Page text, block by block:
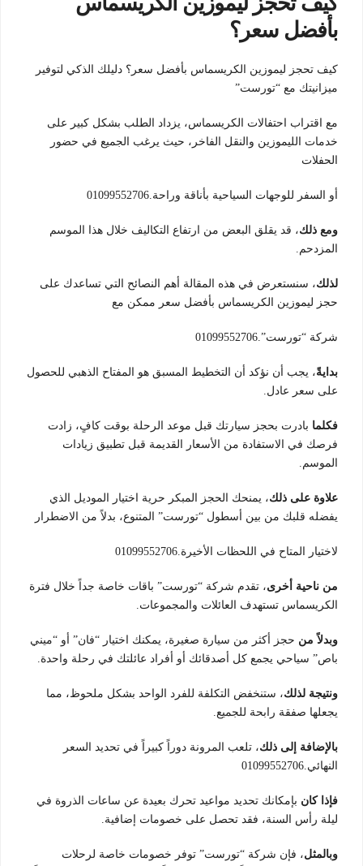
بأفضل سعر؟
كيف تحجز ليموزين الكريسماس بأفضل سعر؟ دليلك الذكي لتوفير
ميزانيتك مع “تورست”
مع اقتراب احتفالات الكريسماس، يزداد الطلب بشكل كبير على
خدمات الليموزين والنقل الفاخر، حيث يرغب الجميع في حضور
الحفلات
أو السفر للوجهات السياحية بأناقة وراحة.01099552706
ومع ذلك، قد يقلق البعض من ارتفاع التكاليف خلال هذا الموسم
المزدحم.
لذلك، سنستعرض في هذه المقالة أهم النصائح التي تساعدك على
حجز ليموزين الكريسماس بأفضل سعر ممكن مع
شركة “تورست”.01099552706
بدايةً، يجب أن نؤكد أن التخطيط المسبق هو المفتاح الذهبي للحصول
على سعر عادل.
فكلما بادرت بحجز سيارتك قبل موعد الرحلة بوقت كافٍ، زادت
فرصك في الاستفادة من الأسعار القديمة قبل تطبيق زيادات
الموسم.
علاوة على ذلك، يمنحك الحجز المبكر حرية اختيار الموديل الذي
يفضله قلبك من بين أسطول “تورست” المتنوع، بدلاً من الاضطرار
لاختيار المتاح في اللحظات الأخيرة.01099552706
من ناحية أخرى، تقدم شركة “تورست” باقات خاصة جداً خلال فترة
الكريسماس تستهدف العائلات والمجموعات.
وبدلاً من حجز أكثر من سيارة صغيرة، يمكنك اختيار “فان” أو “ميني
باص” سياحي يجمع كل أصدقائك أو أفراد عائلتك في رحلة واحدة.
ونتيجة لذلك، ستنخفض التكلفة للفرد الواحد بشكل ملحوظ، مما
يجعلها صفقة رابحة للجميع.
بالإضافة إلى ذلك، تلعب المرونة دوراً كبيراً في تحديد السعر
النهائي.01099552706
فإذا كان بإمكانك تحديد مواعيد تحرك بعيدة عن ساعات الذروة في
ليلة رأس السنة، فقد تحصل على خصومات إضافية.
وبالمثل، فإن شركة “تورست” توفر خصومات خاصة لرحلات